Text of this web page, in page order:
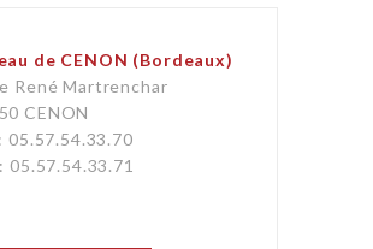
de CENON (Bordeaux)
René Martrenchar
CENON
05.57.54.33.70
05.57.54.33.71